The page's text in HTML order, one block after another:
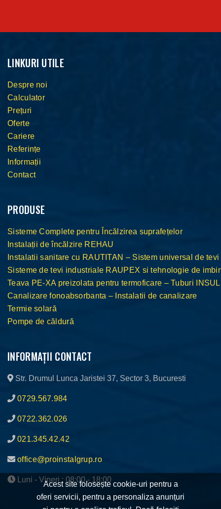
LINKURI UTILE
Despre noi
Calculator
Prețuri
Oferte
Cariere
Referințe
Informații
Contact
PRODUSE
Sisteme Complete pentru Încălzirea suprafețelor
Instalații de încălzire REHAU
Instalatii sanitare cu RAUTITAN – Sistem universal de tevi
Sisteme de tevi industriale RAUPEX si tehnologie de
Teava PE-XA preizolata pentru termoficare – Tuburi
Canalizare fonoabsorbanta – Instalatii de canalizare
Termie solară
Pompe de căldură
INFORMAȚII CONTACT
Str. Drumul Lunca Jaristei 37, Sector 3, Bucuresti
0729.567.984
0722.362.026
021.345.42.42
office@proinstalgrup.ro
Luni - Vineri : 08:00 - 18:00
Acest site folosește cookie-uri pentru a
oferi servicii, pentru a personaliza anunțuri